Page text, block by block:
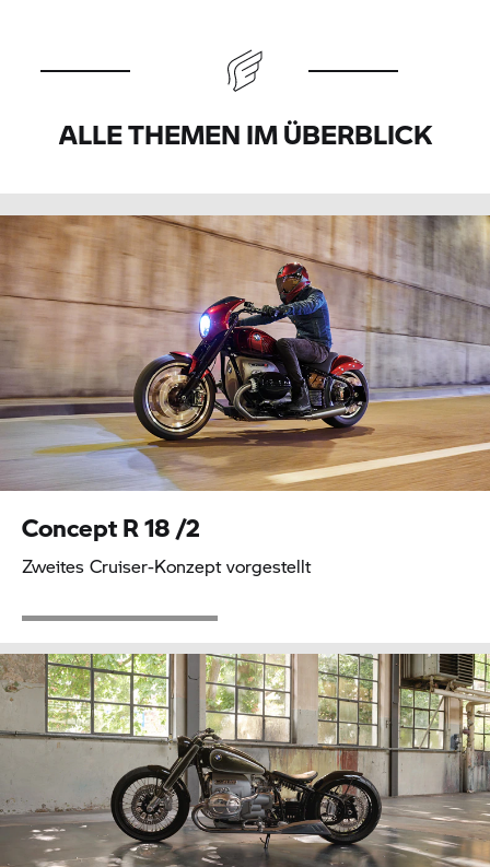
ALLE THEMEN IM ÜBERBLICK
ConceptR 18/2
Zweites Cruiser-Konzept vorgestellt